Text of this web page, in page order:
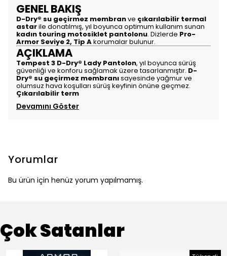
GENEL BAKIŞ
D-Dry® su geçirmez membranve çıkarılabilir termal
astarile donatılmış, yıl boyunca optimum kullanım sunan
kadın touring motosiklet pantolonu. Dizlerde Pro-
Armor Seviye 2, Tip Akorumalar bulunur.
AÇIKLAMA
Tempest 3 D-Dry® Lady Pantolon, yıl boyunca sürüş
güvenliği ve konforu sağlamak üzere tasarlanmıştır. D-
Dry® su geçirmez membranısayesinde yağmur ve
olumsuz hava koşulları sürüş keyfinin önüne geçmez.
Çıkarılabilir term
Devamını Göster
Yorumlar
Bu ürün için henüz yorum yapılmamış.
Çok Satanlar